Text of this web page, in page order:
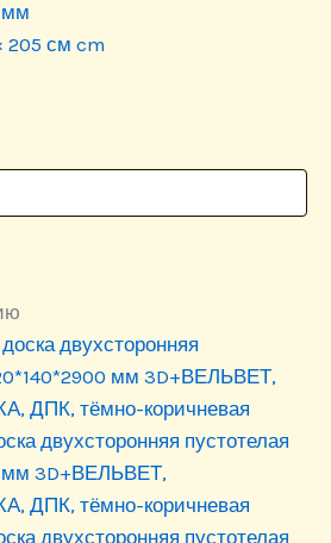
мм
205 см cm
двухсторонняя пустотелая
мм 3D+ВЕЛЬВЕТ,
ДПК, тёмно-коричневая
двухсторонняя пустотелая